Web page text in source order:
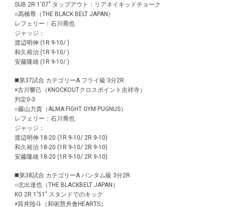
SUB 2R 1'07" タップアウト：リアネイキッドチョーク
○髙橋尊（THE BLACK BELT JAPAN）
レフェリー：石川喬也
ジャッジ：
渡辺明伸 (1R 9-10/ )
和久裕治 (1R 9-10/ )
安藤隆雄 (1R 9-10/ )
◼️第37試合 カテゴリーA フライ級 3分2R
×古川響己（KNOCKOUTクロスポイント吉祥寺）
判定0-3
○藤山力貴（ALMA FIGHT GYM PUGNUS）
レフェリー：石川喬也
ジャッジ：
渡辺明伸 18-20 (1R 9-10/ 2R 9-10)
和久裕治 18-20 (1R 9-10/ 2R 9-10)
安藤隆雄 18-20 (1R 9-10/ 2R 9-10)
◼️第38試合 カテゴリーA バンタム級 3分2R
○北出達也（THE BLACKBELT JAPAN）
KO 2R 1'51" スタンドでのキック
×筒井陸斗（和術慧舟會HEARTS）